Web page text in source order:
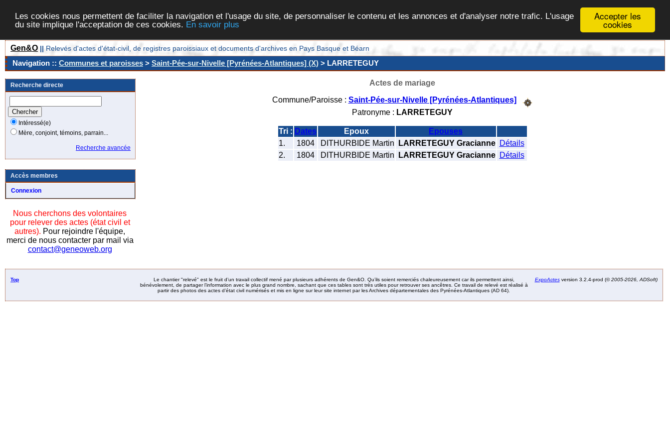
Accepter les
cookies
Les cookies nous permettent de faciliter la navigation et l'usage du site, de personnaliser le contenu et les annonces et d'analyser notre trafic. L'usage
du site implique l'acceptation de ces cookies. En savoir plus
Gen&O || Relevés d'actes d'état-civil, de registres paroissiaux et documents d'archives en Pays Basque et Béarn
Navigation :: Communes et paroisses > Saint-Pée-sur-Nivelle [Pyrénées-Atlantiques] (X) > LARRETEGUY
Recherche directe
Intéressé(e)
Mère, conjoint, témoins, parrain...
Recherche avancée
Accès membres
Connexion
Nous cherchons des volontaires
pour relever des actes (état civil et
autres). Pour rejoindre l'équipe,
merci de nous contacter par mail via
contact@geneoweb.org
Actes de mariage
Commune/Paroisse : Saint-Pée-sur-Nivelle [Pyrénées-Atlantiques]
Patronyme : LARRETEGUY
Tri : Dates Epoux
Epouses
1.
1804 DITHURBIDE Martin LARRETEGUY Gracianne
Détails
2.
1804 DITHURBIDE Martin LARRETEGUY Gracianne Détails
Top
Le chantier "relevé" est le fruit d’un travail collectif mené par plusieurs adhérents de Gen&O. Qu’ils soient remerciés chaleureusement car ils permettent ainsi,
bénévolement, de partager l’information avec le plus grand nombre, sachant que ces tables sont très utiles pour retrouver ses ancêtres. Ce travail de relevé est réalisé à
partir des photos des actes d’état civil numérisés et mis en ligne sur leur site internet par les Archives départementales des Pyrénées-Atlantiques (AD 64).
ExpoActesversion 3.2.4-prod (©2005-2026, ADSoft)